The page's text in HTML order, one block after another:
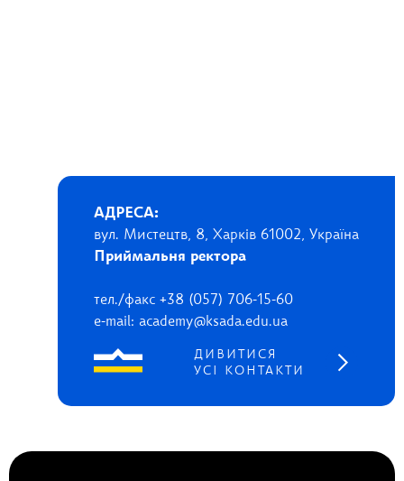
АДРЕСА:
вул. Мистецтв, 8, Харків 61002, Україна
Приймальня ректора
тел./факс +38 (057) 706-15-60
e-mail: academy@ksada.edu.ua
ДИВИТИСЯ
УСІ КОНТАКТИ